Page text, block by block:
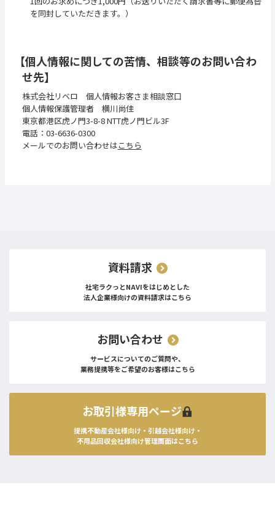
を同封していただきます。）
【個人情報に関しての苦情、相談等のお問い合わ
せ先】
株式会社リベロ 個人情報お客さま相談窓口
個人情報保護管理者 横川尚佳
東京都港区虎ノ門3-8-8 NTT虎ノ門ビル3F
電話：03-6636-0300
メールでのお問い合わせはこちら
資料請求
社宅ラクっとNAVIをはじめとした
法人企業様向けの資料請求はこちら
お問い合わせ
サービスについてのご質問や、
業務提携等をご希望のお客様はこちら
お取引様専用ページ
提携不動産会社様向け・引越会社様向け・
不用品回収会社様向け管理画面はこちら